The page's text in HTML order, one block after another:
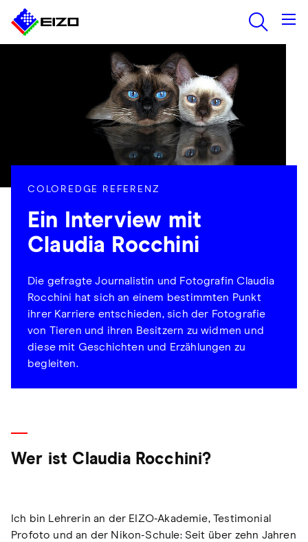
COLOREDGE REFERENZ
Ein Interview mit
Claudia Rocchini
Die gefragte Journalistin und Fotografin Claudia
Rocchini hat sich an einem bestimmten Punkt
ihrer Karriere entschieden, sich der Fotografie
von Tieren und ihren Besitzern zu widmen und
diese mit Geschichten und Erzählungen zu
begleiten.
Wer ist Claudia Rocchini?
Ich bin Lehrerin an der EIZO-Akademie, Testimonial
Profoto und an der Nikon-Schule: Seit über zehn Jahren